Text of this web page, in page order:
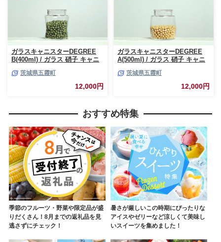
ガラスキャニスターDEGREE
B(400ml) / ガラス 硝子 キャニ
耐熱 一生もの 職人 こだわり
JIDA デザインミュージアムセ
レクション 茨城県 五霞町
茨城県五霞町
12,000円
ガラスキャニスターDEGREE
A(500ml) / ガラス 硝子 キャニ
耐熱 一生もの 職人 こだわり
JIDA デザインミュージアムセ
レクション 茨城県 五霞町
茨城県五霞町
12,000円
おすすめ特集
季節のフルーツ・野菜や限定品が盛
りだくさん！8月までの返礼品を見
逃さずにチェック！
暑さが厳しいこの時期にぴったりな
アイスやゼリーなど涼しくて美味し
いスイーツを集めました！